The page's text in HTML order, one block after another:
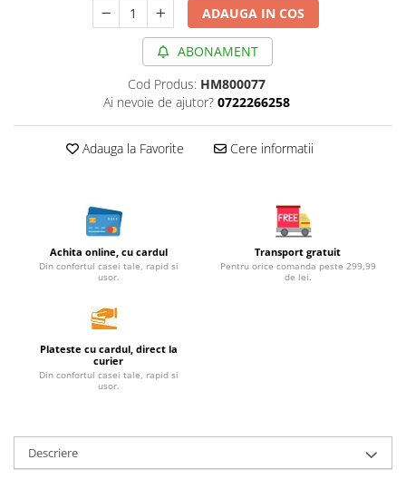
Conserve, Pateuri, creme
Leguminoase si seminte
Fermenti si gelifianti
Produse din soia
Sare si inlocuitori
Terci bio
Dulceturi, gemuri, compoturi
Bomboane, Caramele si Jeleuri
Inghetata
Zahar si indulcitori
ADAUGA IN COS
ABONAMENT
Cod Produs: HM800077
Ai nevoie de ajutor? 0722266258
Adauga la Favorite Cere informatii
Achita online, cu cardul
Din confortul casei tale, rapid si
usor.
Transport gratuit
Pentru orice comanda peste 299,99
de lei.
Plateste cu cardul, direct la
curier
Din confortul casei tale, rapid si
usor.
Descriere